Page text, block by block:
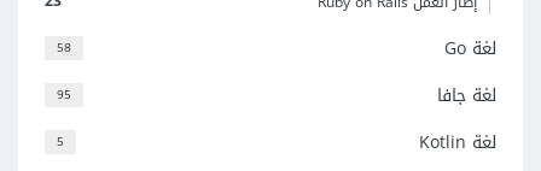
58 لغة Go
95 لغة جافا
5 لغة Kotlin